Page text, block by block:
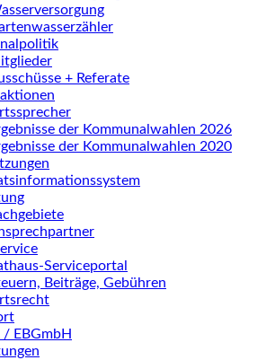
+ Referate
der Kommunalwahlen 2026
der Kommunalwahlen 2020
Serviceportal
Beiträge, Gebühren
/ EBGmbH